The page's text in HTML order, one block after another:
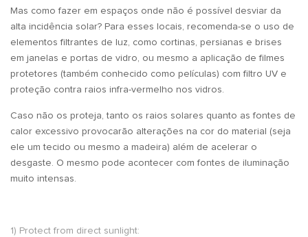
Mas como fazer em espaços onde não é possível desviar da
alta incidência solar? Para esses locais, recomenda-se o uso de
elementos filtrantes de luz, como cortinas, persianas e brises
em janelas e portas de vidro, ou mesmo a aplicação de filmes
protetores (também conhecido como películas) com filtro UV e
proteção contra raios infra-vermelho nos vidros.
Caso não os proteja, tanto os raios solares quanto as fontes de
calor excessivo provocarão alterações na cor do material (seja
ele um tecido ou mesmo a madeira) além de acelerar o
desgaste. O mesmo pode acontecer com fontes de iluminação
muito intensas.
1) Protect from direct sunlight: